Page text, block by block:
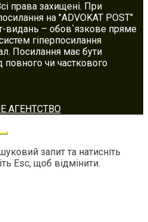
права захищені. При
на "ADVOKAT POST"
видань – обов`язкове пряме
гіперпосилання
Посилання має бути
чи часткового
АГЕНТСТВО
запит та натисніть
Esc, щоб відмінити.